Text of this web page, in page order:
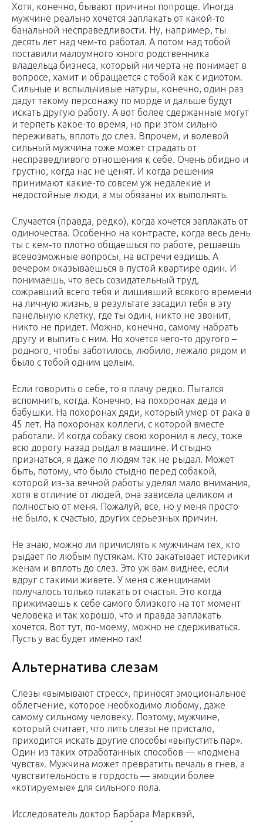
Хотя, конечно, бывают причины попроще. Иногда
мужчине реально хочется заплакать от какой-то
банальной несправедливости. Ну, например, ты
десять лет над чем-то работал. А потом над тобой
поставили малоумного юного родственника
владельца бизнеса, который ни черта не понимает в
вопросе, хамит и обращается с тобой как с идиотом.
Сильные и вспыльчивые натуры, конечно, один раз
дадут такому персонажу по морде и дальше будут
искать другую работу. А вот более сдержанные могут
и терпеть какое-то время, но при этом сильно
переживать, вплоть до слез. Впрочем, и волевой
сильный мужчина тоже может страдать от
несправедливого отношения к себе. Очень обидно и
грустно, когда нас не ценят. И когда решения
принимают какие-то совсем уж недалекие и
недостойные люди, а мы обязаны их выполнять.
Случается (правда, редко), когда хочется заплакать от
одиночества. Особенно на контрасте, когда весь день
ты с кем-то плотно общаешься по работе, решаешь
всевозможные вопросы, на встречи ездишь. А
вечером оказываешься в пустой квартире один. И
понимаешь, что весь созидательный труд,
сожравший всего тебя и лишивший всякого времени
на личную жизнь, в результате засадил тебя в эту
панельную клетку, где ты один, никто не звонит,
никто не придет. Можно, конечно, самому набрать
другу и выпить с ним. Но хочется чего-то другого –
родного, чтобы заботилось, любило, лежало рядом и
было с тобой одним целым.
Если говорить о себе, то я плачу редко. Пытался
вспомнить, когда. Конечно, на похоронах деда и
бабушки. На похоронах дяди, который умер от рака в
45 лет. На похоронах коллеги, с которой вместе
работали. И когда собаку свою хоронил в лесу, тоже
всю дорогу назад рыдал в машине. И стыдно
признаться, я даже по людям так не рыдал. Может
быть, потому, что было стыдно перед собакой,
которой из-за вечной работы уделял мало внимания,
хотя в отличие от людей, она зависела целиком и
полностью от меня. Пожалуй, все, но у меня просто
не было, к счастью, других серьезных причин.
Не знаю, можно ли причислять к мужчинам тех, кто
рыдает по любым пустякам. Кто закатывает истерики
женам и вплоть до слез. Это уж вам виднее, если
вдруг с такими живете. У меня с женщинами
получалось только плакать от счастья. Это когда
прижимаешь к себе самого близкого на тот момент
человека и так хорошо, что и правда заплакать
хочется. Вот тут, по-моему, можно не сдерживаться.
Пусть у вас будет именно так!
Альтернатива слезам
Слезы «вымывают стресс», приносят эмоциональное
облегчение, которое необходимо любому, даже
самому сильному человеку. Поэтому, мужчине,
который считает, что лить слезы не пристало,
приходится искать другие способы «выпустить пар».
Один из таких отработанных способов — «подмена
чувств». Мужчина может превратить печаль в гнев, а
чувствительность в гордость — эмоции более
«котируемые» для сильного пола.
Исследователь доктор Барбара Марквэй,